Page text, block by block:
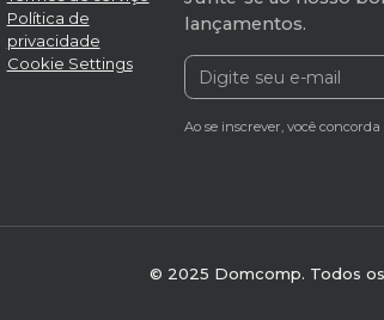
Política de
privacidade
Cookie Settings
lançamentos.
Ao se inscrever, você concorda
© 2025 Domcomp. Todos